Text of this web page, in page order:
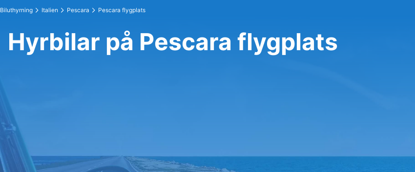
Biluthyrning Italien Pescara Pescara flygplats
Hyrbilar på Pescara flygplats